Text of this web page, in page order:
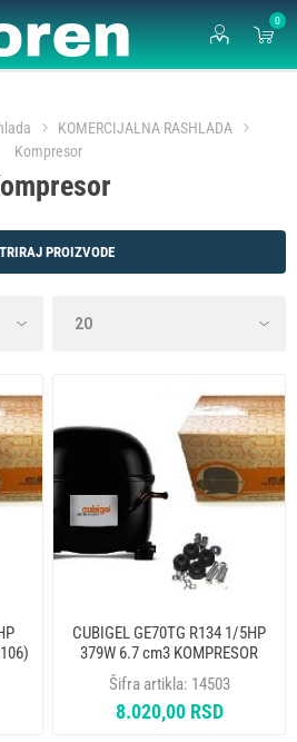
0
KOMERCIJALNA RASHLADA
Kompresor
PROIZVODE
CUBIGEL GE70TG R134 1/5HP
379W 6.7 cm3 KOMPRESOR
Šifra artikla: 14503
8.020,00 RSD